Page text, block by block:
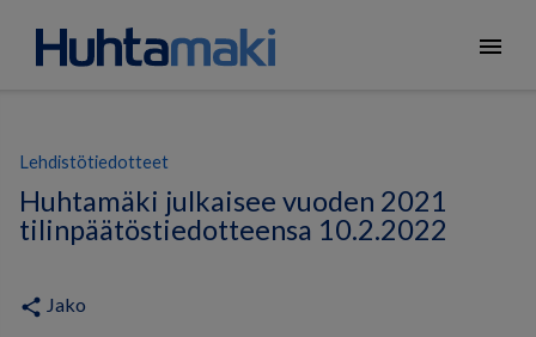
menu
Lehdistötiedotteet
Huhtamäki julkaisee vuoden 2021
tilinpäätöstiedotteensa 10.2.2022
share Jako